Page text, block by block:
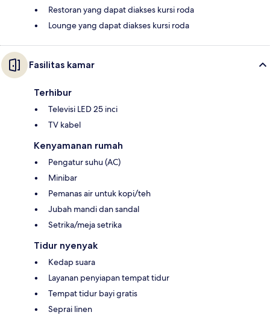
Restoran yang dapat diakses kursi roda
Lounge yang dapat diakses kursi roda
Fasilitas kamar
Terhibur
Televisi LED 25 inci
TV kabel
Kenyamanan rumah
Pengatur suhu (AC)
Minibar
Pemanas air untuk kopi/teh
Jubah mandi dan sandal
Setrika/meja setrika
Tidur nyenyak
Kedap suara
Layanan penyiapan tempat tidur
Tempat tidur bayi gratis
Seprai linen